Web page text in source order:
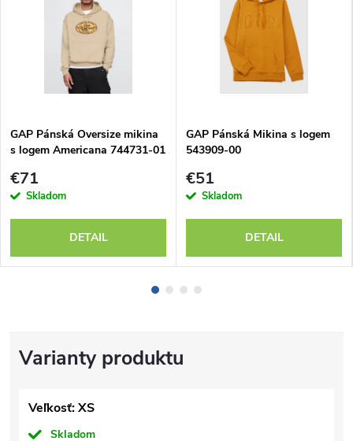
Veľkosť: XS
Skladom
GAP Pánská Oversize mikina
s logem Americana 744731-01
€71
Skladom
DETAIL
GAP Pánská Mikina s logem
543909-00
€51
Skladom
DETAIL